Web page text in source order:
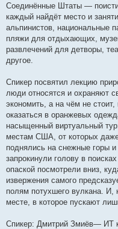
д
о
л
е
н
я
Соединённые Штаты —
каждый найдёт место и
альпинистов, национальные
пляжи для отдыхающих,
развлечений для детворы,
другое.
Спикер посвятил лекцию
люди относятся и охраняют
экономить, а на чём не
оказаться в оранжевых
насыщенный виртуальный
местам США, от которых
поднялись на снежные горы
запрокинули голову в
опаской посмотрели вниз,
извержения самого
полям потухшего вулкана.
месте, в которое пускают
Спикер: Дмитрий Змиёв— ИТ